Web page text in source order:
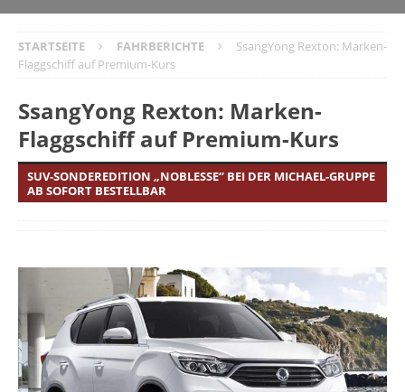
STARTSEITE FAHRBERICHTE
SsangYong Rexton: Marken-
Flaggschiff auf Premium-Kurs
SsangYong Rexton: Marken-
Flaggschiff auf Premium-Kurs
SUV-SONDEREDITION „NOBLESSE“ BEI DER MICHAEL-GRUPPE
AB SOFORT BESTELLBAR